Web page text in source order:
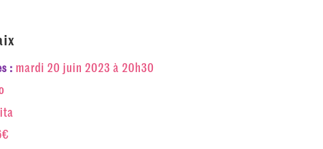
: mardi 20 juin 2023 à 20h30